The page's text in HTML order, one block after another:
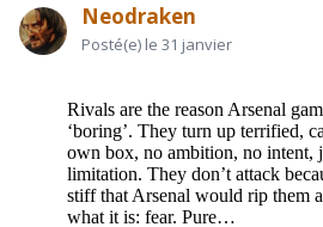
Neodraken
Posté(e) le 31 janvier